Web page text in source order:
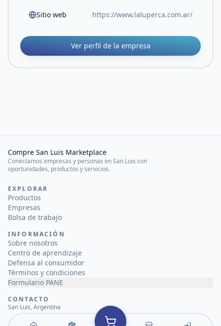
Sitio web https://www.laluperca.com.ar/
Ver perfil de la empresa
Compre San Luis Marketplace
Conectamos empresas y personas en San Luis con
oportunidades, productos y servicios.
EXPLORAR
Productos
Empresas
Bolsa de trabajo
INFORMACIÓN
Sobre nosotros
Centro de aprendizaje
Defensa al consumidor
Términos y condiciones
Formulario PANE
CONTACTO
San Luis, Argentina